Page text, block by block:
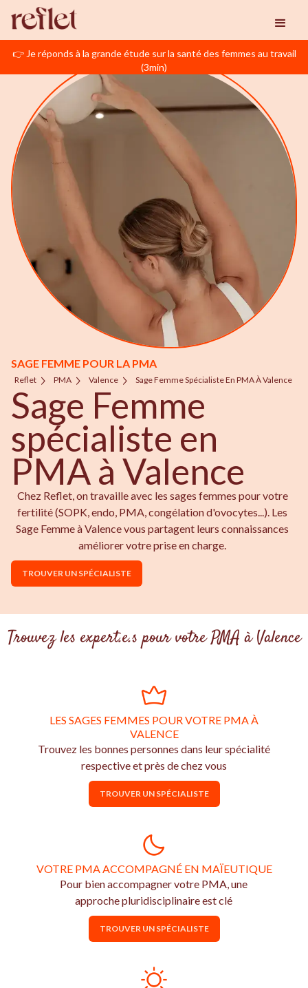
👉 Je réponds à la grande étude sur la santé des femmes au travail
(3min)
SAGE FEMME POUR LA PMA
Reflet PMA Valence Sage Femme Spécialiste En PMA À Valence
Sage Femme
spécialiste en
PMA à Valence
Chez Reflet, on travaille avec les sages femmes pour votre
fertilité (SOPK, endo, PMA, congélation d'ovocytes...). Les
Sage Femme à Valence vous partagent leurs connaissances
améliorer votre prise en charge.
TROUVER UN SPÉCIALISTE
Trouvez les expert.e.s pour votre PMA à Valence
LES SAGES FEMMES POUR VOTRE PMA À
VALENCE
Trouvez les bonnes personnes dans leur spécialité
respective et près de chez vous
TROUVER UN SPÉCIALISTE
VOTRE PMA ACCOMPAGNÉ EN MAÏEUTIQUE
Pour bien accompagner votre PMA, une
approche pluridisciplinaire est clé
TROUVER UN SPÉCIALISTE